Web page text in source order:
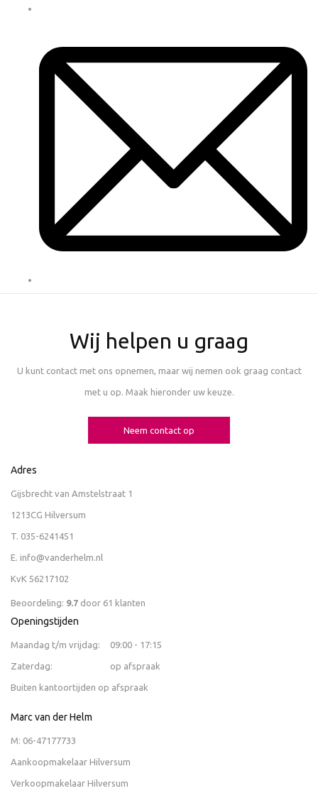
Wij helpen u graag
U kunt contact met ons opnemen, maar wij nemen ook graag contact
met u op. Maak hieronder uw keuze.
Neem contact op
Adres
Gijsbrecht van Amstelstraat 1
1213CG Hilversum
T. 035-6241451
E. info@vanderhelm.nl
KvK 56217102
Beoordeling: 9.7 door 61 klanten
Openingstijden
Maandag t/m vrijdag: 09:00 - 17:15
Zaterdag: op afspraak
Buiten kantoortijden op afspraak
Marc van der Helm
M: 06-47177733
Aankoopmakelaar Hilversum
Verkoopmakelaar Hilversum